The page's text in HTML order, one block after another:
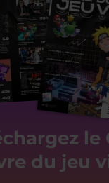
le
du jeu